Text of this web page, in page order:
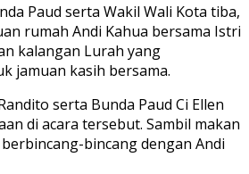
Paud serta Wakil Wali Kota tiba,
rumah Andi Kahua bersama Istri
kalangan Lurah yang
jamuan kasih bersama.
serta Bunda Paud Ci Ellen
di acara tersebut. Sambil makan
bincang dengan Andi